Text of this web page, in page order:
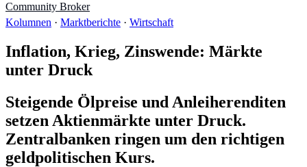
Community Broker
Kolumnen · Marktberichte · Wirtschaft
Inflation, Krieg, Zinswende: Märkte
unter Druck
Steigende Ölpreise und Anleiherenditen
setzen Aktienmärkte unter Druck.
Zentralbanken ringen um den richtigen
geldpolitischen Kurs.